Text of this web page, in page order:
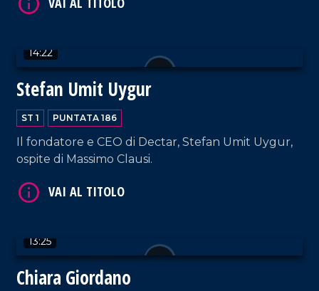
14:22
Stefan Umit Uygur
ST 1 PUNTATA 186
Il fondatore e CEO di Dectar, Stefan Umit Uygur,
ospite di Massimo Clausi.
13:25
Chiara Giordano
VAI AL TITOLO